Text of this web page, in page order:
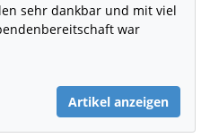
sehr dankbar und mit viel
war
Artikel anzeigen